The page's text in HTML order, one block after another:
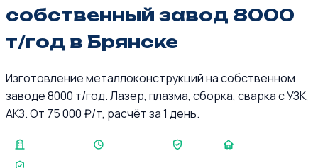
собственный завод 8000
т/год в Брянске
Изготовление металлоконструкций на собственном
заводе 8000 т/год. Лазер, плазма, сборка, сварка с УЗК,
АКЗ. От 75 000 ₽/т, расчёт за 1 день.